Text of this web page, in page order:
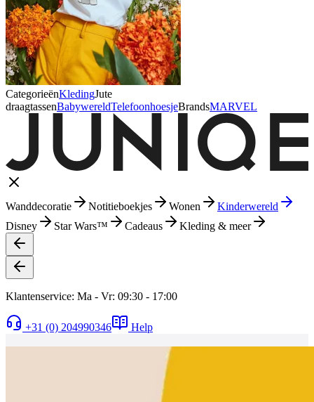
CategorieënKledingJute
draagtassenBabywereldTelefoonhoesjeBrandsMARVEL
Wanddecoratie Notitieboekjes Wonen
Kinderwereld
Disney
Star Wars™ Cadeaus Kleding & meer
Klantenservice: Ma - Vr: 09:30 - 17:00
+31 (0) 204990346 Help